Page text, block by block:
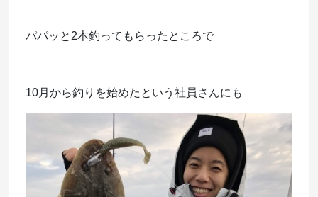
パパッと2本釣ってもらったところで
10月から釣りを始めたという社員さんにも